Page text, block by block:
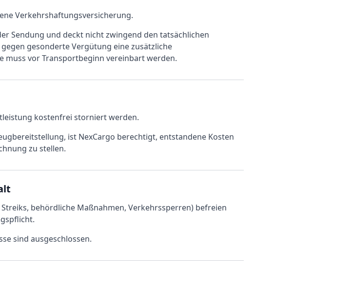
Verkehrshaftungsversicherung.
Sendung und deckt nicht zwingend den tatsächlichen
gesonderte Vergütung eine zusätzliche
muss vor Transportbeginn vereinbart werden.
kostenfrei storniert werden.
ist NexCargo berechtigt, entstandene Kosten
zu stellen.
behördliche Maßnahmen, Verkehrssperren) befreien
sind ausgeschlossen.